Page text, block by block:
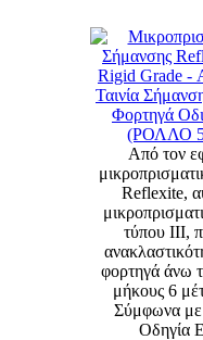
Από τον
Reflexite,
τύπου ΙΙI,
φορτηγά άνω
μήκους 6
Σύμφωνα με
Οδηγία